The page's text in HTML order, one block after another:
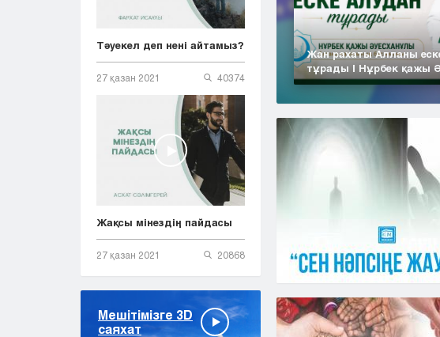
Тәуекел деп нені айтамыз?
27 қазан 2021 40374
Жақсы мінездің пайдасы
27 қазан 2021 20868
Мешітімізге 3D
саяхат
Жан рахаты Алланы
тұрады | Нұрбек қажы